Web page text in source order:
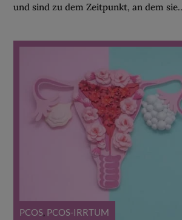
und sind zu dem Zeitpunkt, an dem
PCOS, PCOS-IRRTUM